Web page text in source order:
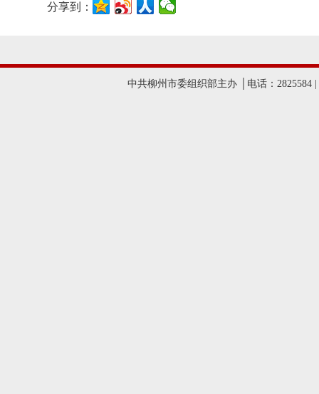
分享到：
中共柳州市委组织部主办 │电话：2825584